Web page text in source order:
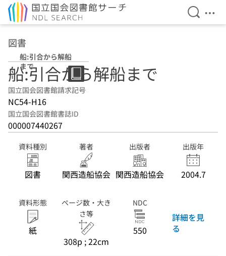
検索を
メ
図書
船:引合から解船
まで
船:引合から解船まで
国立国会図書館請求記号
NC54-H16
国立国会図書館書誌ID
000007440267
資料種別
図書
著者
関西造船協会
出版者
関西造船協会
出版年
2004.7
資料形態
紙
ページ数・大き
さ等
308p ; 22cm
NDC
550
詳細を見
る